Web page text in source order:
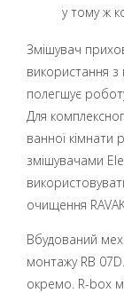
у тому ж
Змішувач
використання
полегшує
Для
ванної кімнати
змішувачами
очищення
Вбудований
монтажу RB
окремо. R-box